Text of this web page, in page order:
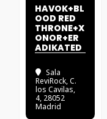
HAVOK+BL
OOD RED
THRONE+X
ONOR+ER
ADIKATED
Sala
ReviRock, C.
los Cavilas,
4, 28052
Madrid